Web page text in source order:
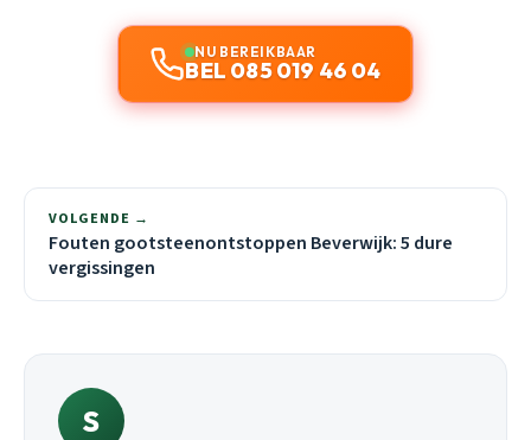
NU BEREIKBAAR
BEL 085 019 46 04
VOLGENDE →
Fouten gootsteenontstoppen Beverwijk: 5 dure
vergissingen
S